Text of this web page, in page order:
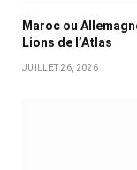
Maroc ou
Lions de l’Atlas
JUILLET 26, 2026